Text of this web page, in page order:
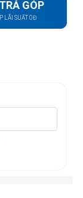
GÓP
LÃI SUẤT 0Đ